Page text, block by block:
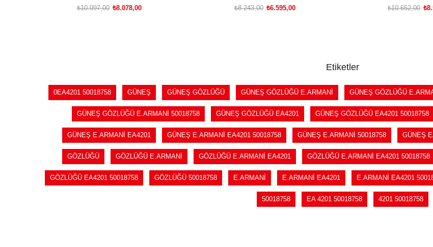
₺8.078,00
₺10.097,00
₺6.595,00
₺8.243,00 ₺10.652,00
Etiketler
0EA4201 50018758 GÜNEŞ GÜNEŞ GÖZLÜĞÜ GÜNEŞ GÖZLÜĞÜ E.ARMANİ GÜNEŞ GÖZLÜĞÜ
GÜNEŞ GÖZLÜĞÜ E.ARMANİ 50018758 GÜNEŞ GÖZLÜĞÜ EA4201 GÜNEŞ GÖZLÜĞÜ EA4201 50018758
GÜNEŞ E.ARMANİ EA4201 GÜNEŞ E.ARMANİ EA4201 50018758 GÜNEŞ E.ARMANİ 50018758 GÜNEŞ
GÖZLÜĞÜ GÖZLÜĞÜ E.ARMANİ GÖZLÜĞÜ E.ARMANİ EA4201 GÖZLÜĞÜ E.ARMANİ EA4201 50018758
GÖZLÜĞÜ EA4201 50018758 GÖZLÜĞÜ 50018758 E.ARMANİ E.ARMANİ EA4201 E.ARMANİ EA4201
50018758 EA 4201 50018758 4201 50018758